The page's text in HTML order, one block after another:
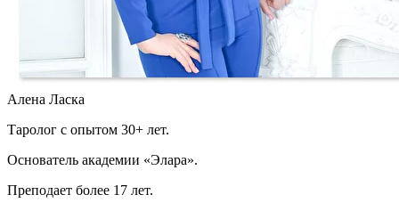
Алена Ласка
Таролог с опытом 30+ лет.
Основатель академии «Элара».
Преподает более 17 лет.